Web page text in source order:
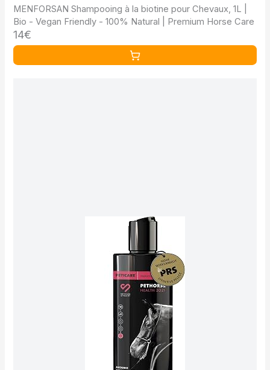
MENFORSAN Shampooing à la biotine pour Chevaux, 1L |
Bio - Vegan Friendly - 100% Natural | Premium Horse Care
14€